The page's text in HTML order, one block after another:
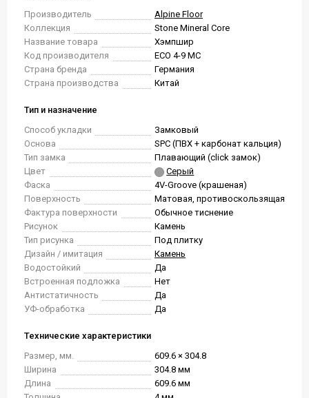
Производитель
Alpine Floor
Коллекция
Stone Mineral Core
Название товара
Хэмпшир
Код производителя
ECO 4-9 MC
Страна бренда
Германия
Страна производства
Китай
Тип и назначение
Способ укладки
Замковый
Основа
SPC (ПВХ + карбонат кальция)
Тип замка
Плавающий (click замок)
Цвет
Серый
Фаска
4V-Groove (крашеная)
Поверхность
Матовая, противоскользящая
Фактура поверхности
Обычное тиснение
Рисунок
Камень
Тип рисунка
Под плитку
Дизайн / имитация
Камень
Водостойкий
Да
Встроенная подложка
Нет
Антистатичность
Да
УФ-обработка
Да
Технические характеристики
Размер, мм.
609.6 × 304.8
Ширина
304.8 мм
Длина
609.6 мм